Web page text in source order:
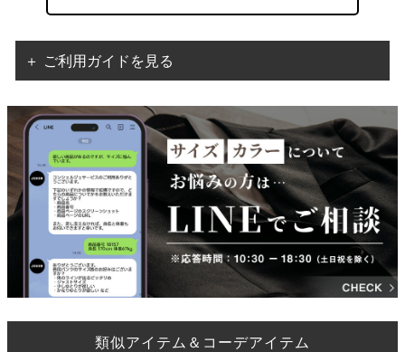
＋ ご利用ガイドを見る
類似アイテム＆コーデアイテム